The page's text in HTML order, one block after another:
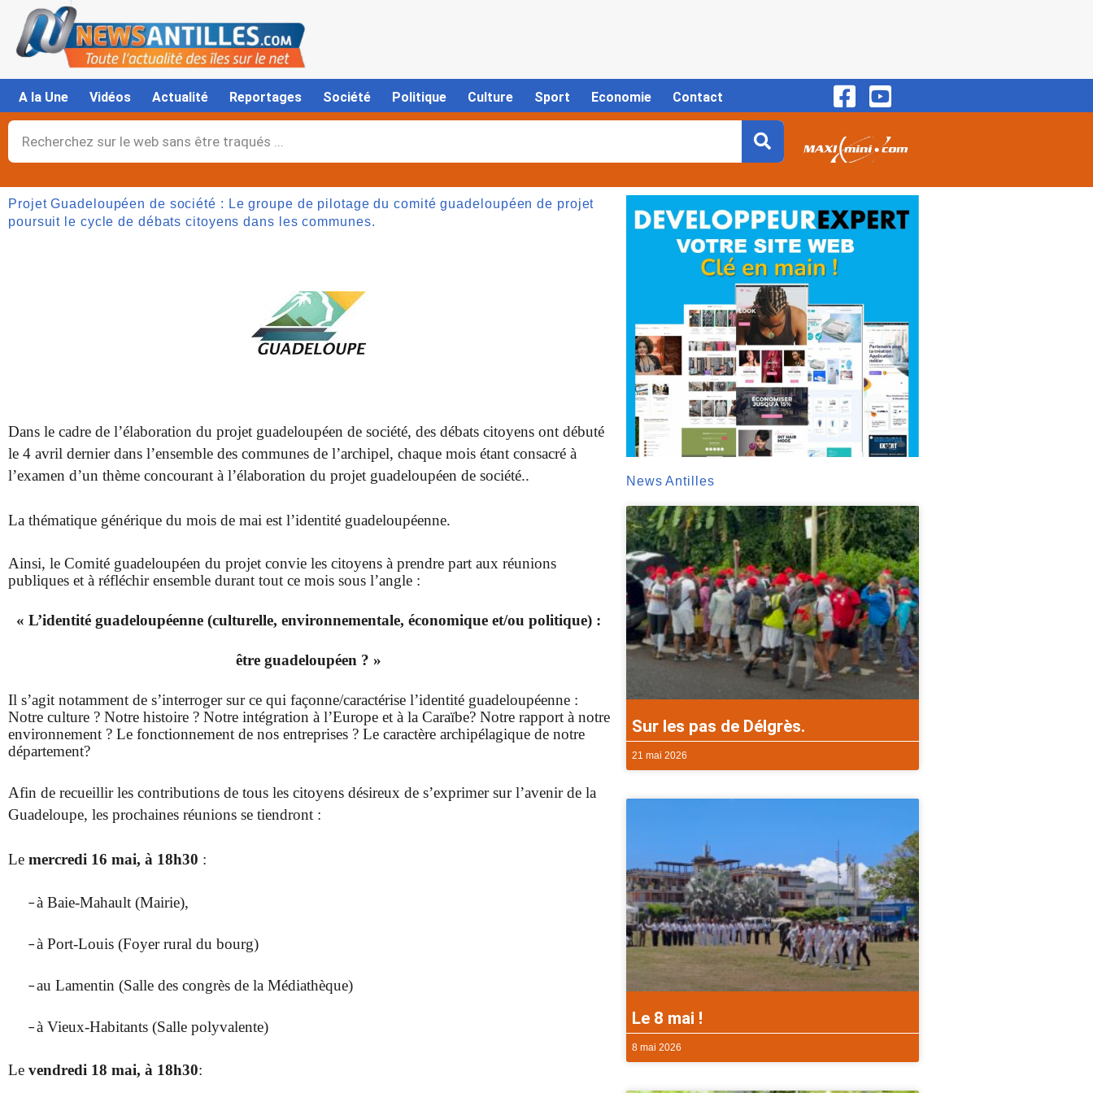
contenu
A la Une Vidéos Actualité Reportages Société Politique Culture Sport Economie Contact
Rechercher
Projet Guadeloupéen de société : Le groupe de pilotage du comité guadeloupéen de projet
poursuit le cycle de débats citoyens dans les communes.
Dans le cadre de l’élaboration du projet guadeloupéen de société, des débats citoyens ont débuté
le 4 avril dernier dans l’ensemble des communes de l’archipel, chaque mois étant consacré à
l’examen d’un thème concourant à l’élaboration du projet guadeloupéen de société..
La thématique générique du mois de mai est l’identité guadeloupéenne.
Ainsi, le Comité guadeloupéen du projet convie les citoyens à prendre part aux réunions
publiques et à réfléchir ensemble durant tout ce mois sous l’angle :
« L’identité guadeloupéenne (culturelle, environnementale, économique et/ou politique) :
être guadeloupéen ? »
Il s’agit notamment de s’interroger sur ce qui façonne/caractérise l’identité guadeloupéenne :
Notre culture ? Notre histoire ? Notre intégration à l’Europe et à la Caraïbe? Notre rapport à notre
environnement ? Le fonctionnement de nos entreprises ? Le caractère archipélagique de notre
département?
Afin de recueillir les contributions de tous les citoyens désireux de s’exprimer sur l’avenir de la
Guadeloupe, les prochaines réunions se tiendront :
Le mercredi 16 mai, à 18h30 :
–à Baie-Mahault (Mairie),
–à Port-Louis (Foyer rural du bourg)
–au Lamentin (Salle des congrès de la Médiathèque)
–à Vieux-Habitants (Salle polyvalente)
Le vendredi 18 mai, à 18h30:
News Antilles
Sur les pas de Délgrès.
21 mai 2026
Le 8 mai !
8 mai 2026